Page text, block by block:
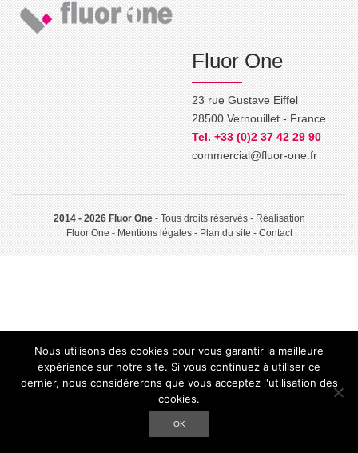
Fluor One
23 rue Gustave Eiffel
28500 Vernouillet - France
Tel. +33 (0)2 37 42 29 90
commercial@fluor-one.fr
2014 - 2026 Fluor One- Tous droits réservés - Réalisation
Fluor One
Mentions légales Plan du site Contact
Nous utilisons des cookies pour vous garantir la meilleure
expérience sur notre site. Si vous continuez à utiliser ce
dernier, nous considérerons que vous acceptez l'utilisation des
cookies.
OK